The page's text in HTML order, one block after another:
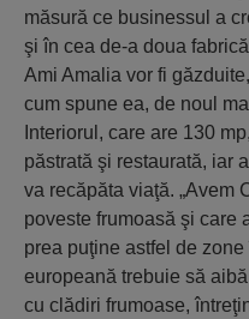
măsură ce businessul a
şi în cea de-a doua
Ami Amalia vor fi
cum spune ea, de noul
Interiorul, care are 130
păstrată şi restaurată, iar
va recăpăta viaţă. „Avem
poveste frumoasă şi care
prea puţine astfel de
europeană trebuie să
cu clădiri frumoase,